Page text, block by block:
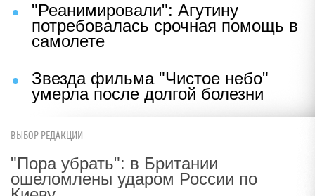
"Реанимировали": Агутину
потребовалась срочная помощь в
самолете
Звезда фильма "Чистое небо"
умерла после долгой болезни
ВЫБОР РЕДАКЦИИ
"Пора убрать": в Британии
ошеломлены ударом России по